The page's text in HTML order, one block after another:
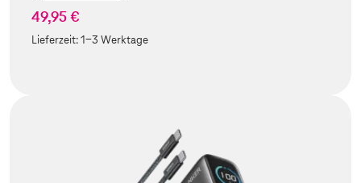
49,95 €
Lieferzeit:1-3 Werktage